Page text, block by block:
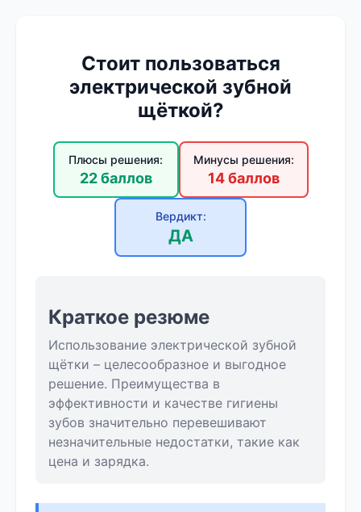
Стоит пользоваться
электрической зубной
щёткой?
Плюсы решения:
22 баллов
Минусы решения:
14 баллов
Вердикт:
ДА
Краткое резюме
Использование электрической зубной
щётки – целесообразное и выгодное
решение. Преимущества в
эффективности и качестве гигиены
зубов значительно перевешивают
незначительные недостатки, такие как
цена и зарядка.